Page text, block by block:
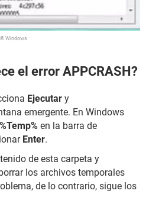
© Windows
el error APPCRASH?
Ejecutar y
emergente. En Windows
%Temp% en la barra de
Enter.
de esta carpeta y
los archivos temporales
de lo contrario, sigue los